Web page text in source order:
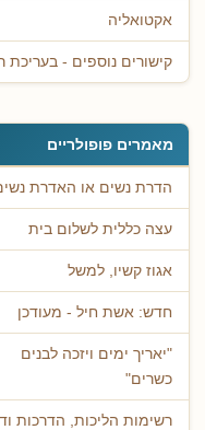
אקטואליה
קישורים נוספים - בעריכת
מאמרים פופולריים
הדרת נשים או האדרת
עצה כללית לשלום בית
אגוז קשיו, למשל
חדש: אשת חיל - מעודכן
"יאריך ימים ויזכה לבנים
כשרים"
רשימות הליכות, הדרכות